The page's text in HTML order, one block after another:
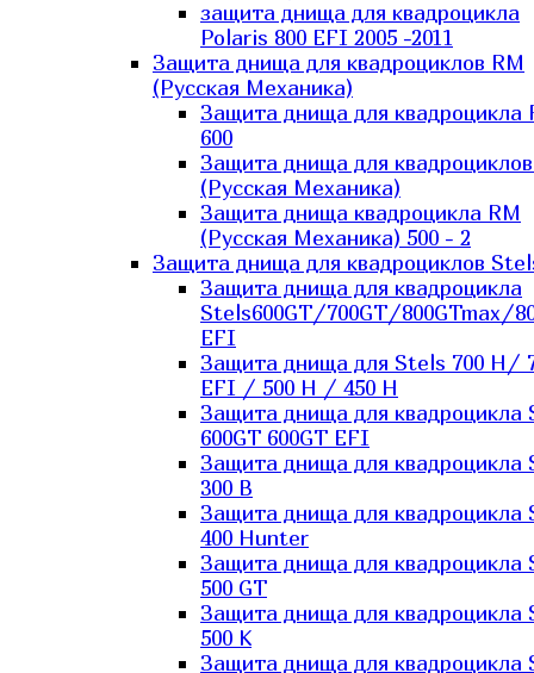
защита днища для квадроцикла
Polaris 800 EFI 2005 -2011
Защита днища для квадроциклов RM
(Русская Механика)
Защита днища для квадроцикла
600
Защита днища для
(Русская Механика)
Защита днища квадроцикла RM
(Русская Механика) 500 - 2
Защита днища для квадроциклов
Защита днища для квадроцикла
Stels600GT/700GT/800GTmax/
EFI
Защита днища для Stels 700 H/
EFI / 500 H / 450 H
Защита днища для квадроцикла
600GT 600GT EFI
Защита днища для квадроцикла
300 B
Защита днища для квадроцикла
400 Hunter
Защита днища для квадроцикла
500 GT
Защита днища для квадроцикла
500 K
Защита днища для квадроцикла